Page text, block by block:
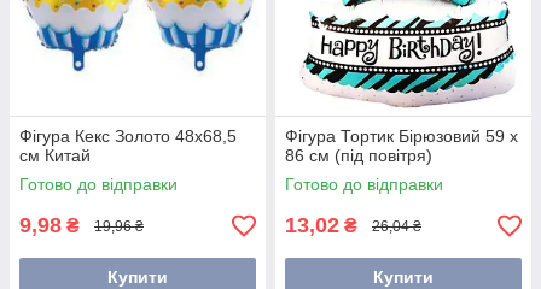
Фігура Кекс Золото 48х68,5
см Китай
Готово до відправки
9,98 ₴ 19,96 ₴
Купити
Фігура Тортик Бірюзовий 59 х
86 см (під повітря)
Готово до відправки
13,02 ₴ 26,04 ₴
Купити